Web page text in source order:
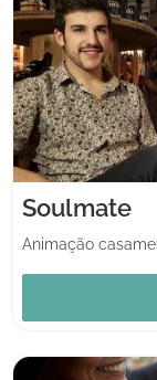
Soulmate
Animação